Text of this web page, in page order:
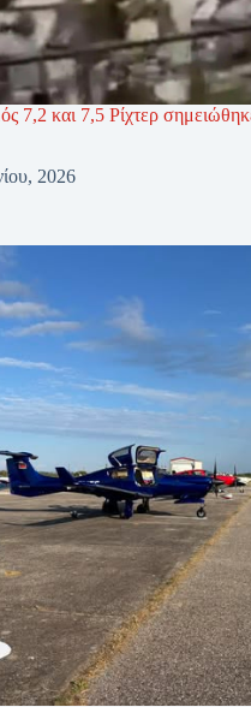
7,2 και 7,5 Ρίχτερ
2026